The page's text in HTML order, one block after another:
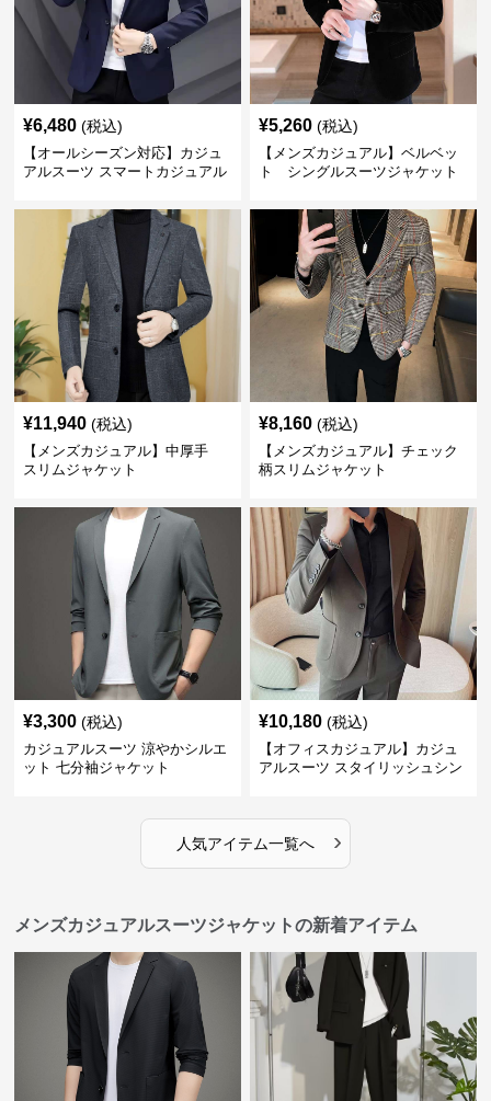
¥6,480 (税込)
【オールシーズン対応】カジュ
アルスーツ スマートカジュアル
¥5,260 (税込)
【メンズカジュアル】ベルベッ
ト シングルスーツジャケット
¥11,940 (税込)
【メンズカジュアル】中厚手
スリムジャケット
¥8,160 (税込)
【メンズカジュアル】チェック
柄スリムジャケット
¥3,300 (税込)
カジュアルスーツ 涼やかシルエ
ット 七分袖ジャケット
¥10,180 (税込)
【オフィスカジュアル】カジュ
アルスーツ スタイリッシュシン
人気アイテム一覧へ ›
メンズカジュアルスーツジャケットの新着アイテム